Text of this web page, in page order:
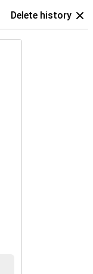
Delete history